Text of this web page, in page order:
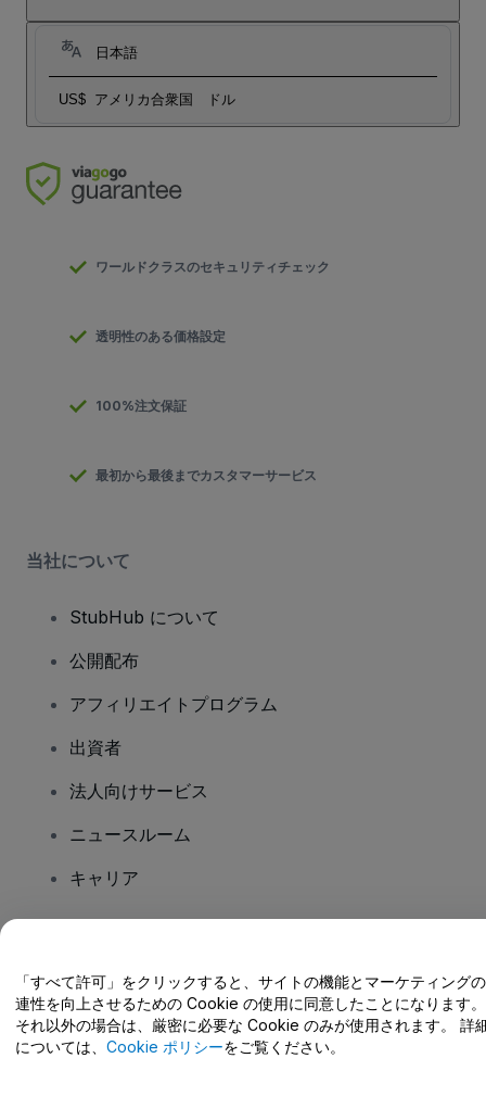
日本語
US$ アメリカ合衆国 ドル
ワールドクラスのセキュリティチェック
透明性のある価格設定
100%注文保証
最初から最後までカスタマーサービス
当社について
StubHub について
公開配布
アフィリエイトプログラム
出資者
法人向けサービス
ニュースルーム
キャリア
ヘルプセンター / こちらまでご連絡下さい
「すべて許可」をクリックすると、サイトの機能とマーケティング
連性を向上させるための Cookie の使用に同意したことになります。
それ以外の場合は、厳密に必要な Cookie のみが使用されます。 詳
については、 Cookie ポリシーをご覧ください。